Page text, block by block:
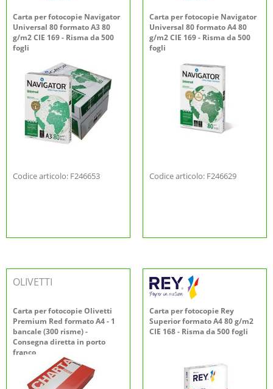
Carta per fotocopie Navigator
Universal 80 formato A3 80
g/m2 CIE 169 - Risma da 500
fogli
Codice articolo: F246653
Carta per fotocopie Navigator
Universal 80 formato A4 80
g/m2 CIE 169 - Risma da 500
fogli
Codice articolo: F246629
OLIVETTI
Carta per fotocopie Olivetti
Premium Red formato A4 - 1
bancale (300 risme) -
Consegna diretta in porto
franco
Carta per fotocopie Rey
Superior formato A4 80 g/m2
CIE 168 - Risma da 500 fogli